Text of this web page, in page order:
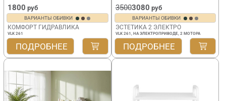
1800 руб
ВАРИАНТЫ ОБИВКИ
КОМФОРТ ГИДРАВЛИКА
VLK 261
ПОДРОБНЕЕ
35003080 руб
ВАРИАНТЫ ОБИВКИ
ЭСТЕТИКА 2 ЭЛЕКТРО
VLK 261, НА ЭЛЕКТРОПРИВОДЕ, 2 МОТОРА
ПОДРОБНЕЕ